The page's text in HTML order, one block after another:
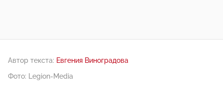
Автор текста: Евгения Виноградова
Фото: Legion-Media